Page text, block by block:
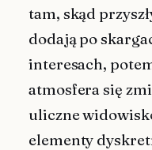
tam, skąd
dodają po
interesach,
atmosfera się
uliczne
elementy